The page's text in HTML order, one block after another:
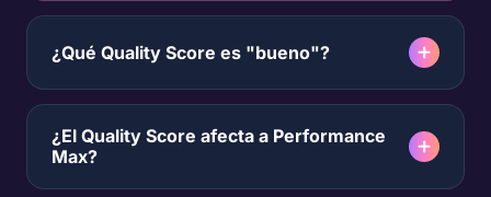
¿Qué Quality Score es "bueno"?
¿El Quality Score afecta a Performance
Max?